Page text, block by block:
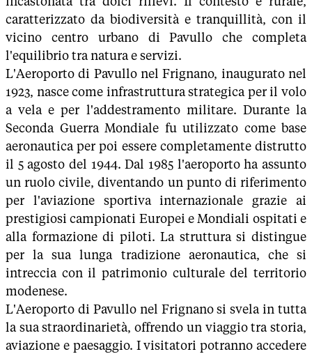
caratterizzato da biodiversità e tranquillità, con il
vicino centro urbano di Pavullo che completa
l'equilibrio tra natura e servizi.
L'Aeroporto di Pavullo nel Frignano, inaugurato nel
1923, nasce come infrastruttura strategica per il volo
a vela e per l'addestramento militare. Durante la
Seconda Guerra Mondiale fu utilizzato come base
aeronautica per poi essere completamente distrutto
il 5 agosto del 1944. Dal 1985 l'aeroporto ha assunto
un ruolo civile, diventando un punto di riferimento
per l'aviazione sportiva internazionale grazie ai
prestigiosi campionati Europei e Mondiali ospitati e
alla formazione di piloti. La struttura si distingue
per la sua lunga tradizione aeronautica, che si
intreccia con il patrimonio culturale del territorio
modenese.
L'Aeroporto di Pavullo nel Frignano si svela in tutta
la sua straordinarietà, offrendo un viaggio tra storia,
aviazione e paesaggio. I visitatori potranno accedere